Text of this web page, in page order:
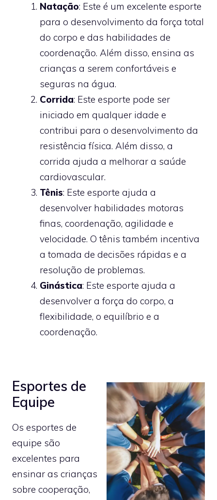
Natação: Este é um excelente esporte
para o desenvolvimento da força total
do corpo e das habilidades de
coordenação. Além disso, ensina as
crianças a serem confortáveis e
seguras na água.
Corrida: Este esporte pode ser
iniciado em qualquer idade e
contribui para o desenvolvimento da
resistência física. Além disso, a
corrida ajuda a melhorar a saúde
cardiovascular.
Tênis: Este esporte ajuda a
desenvolver habilidades motoras
finas, coordenação, agilidade e
velocidade. O tênis também incentiva
a tomada de decisões rápidas e a
resolução de problemas.
Ginástica: Este esporte ajuda a
desenvolver a força do corpo, a
flexibilidade, o equilíbrio e a
coordenação.
Esportes de
Equipe
Os esportes de
equipe são
excelentes para
ensinar as crianças
sobre cooperação,